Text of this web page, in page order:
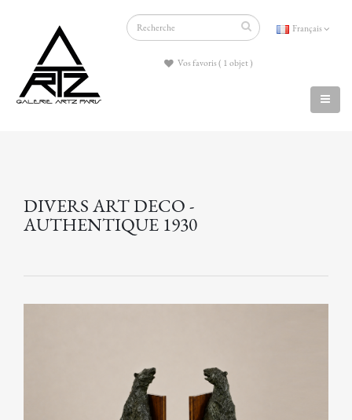
Français
Vos favoris ( 1 objet )
DIVERS ART DECO -
AUTHENTIQUE 1930